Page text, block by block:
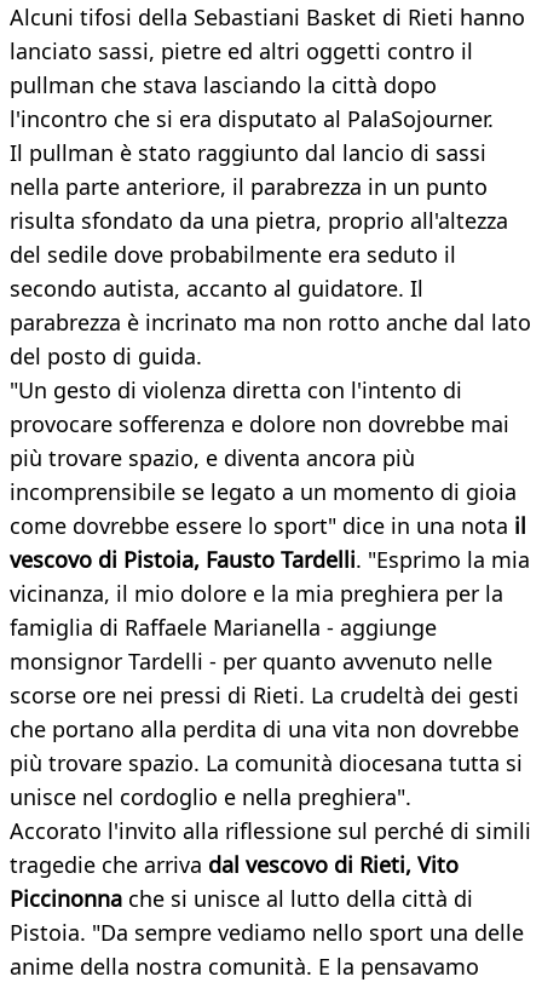
Alcuni tifosi della Sebastiani Basket di Rieti hanno
lanciato sassi, pietre ed altri oggetti contro il
pullman che stava lasciando la città dopo
l'incontro che si era disputato al PalaSojourner.
Il pullman è stato raggiunto dal lancio di sassi
nella parte anteriore, il parabrezza in un punto
risulta sfondato da una pietra, proprio all'altezza
del sedile dove probabilmente era seduto il
secondo autista, accanto al guidatore. Il
parabrezza è incrinato ma non rotto anche dal lato
del posto di guida.
"Un gesto di violenza diretta con l'intento di
provocare sofferenza e dolore non dovrebbe mai
più trovare spazio, e diventa ancora più
incomprensibile se legato a un momento di gioia
come dovrebbe essere lo sport" dice in una nota il
vescovo di Pistoia, Fausto Tardelli. "Esprimo la mia
vicinanza, il mio dolore e la mia preghiera per la
famiglia di Raffaele Marianella - aggiunge
monsignor Tardelli - per quanto avvenuto nelle
scorse ore nei pressi di Rieti. La crudeltà dei gesti
che portano alla perdita di una vita non dovrebbe
più trovare spazio. La comunità diocesana tutta si
unisce nel cordoglio e nella preghiera".
Accorato l'invito alla riflessione sul perché di simili
tragedie che arriva dal vescovo di Rieti, Vito
Piccinonna che si unisce al lutto della città di
Pistoia. "Da sempre vediamo nello sport una delle
anime della nostra comunità. E la pensavamo